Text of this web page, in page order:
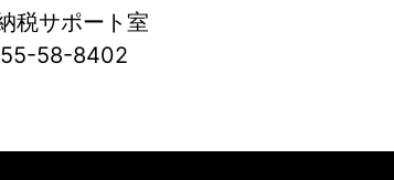
税サポート室
58-8402